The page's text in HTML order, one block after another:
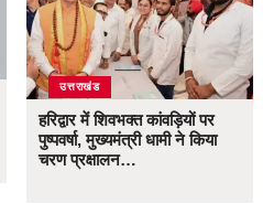
उत्तराखंड
हरिद्वार में शिवभक्त कांवड़ियों पर
पुष्पवर्षा, मुख्यमंत्री धामी ने किया
चरण प्रक्षालन…